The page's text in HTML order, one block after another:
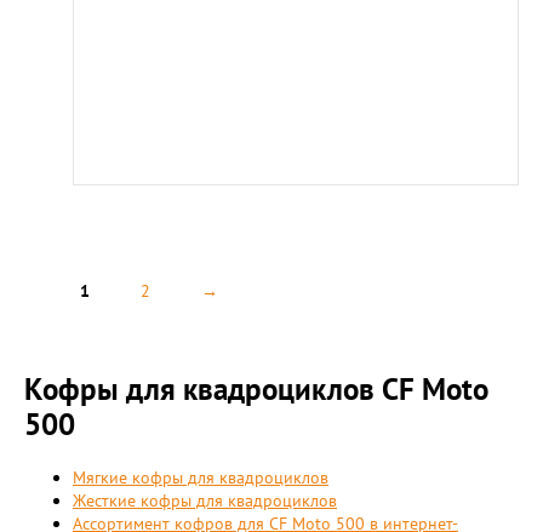
1 2 →
Кофры для квадроциклов CF Moto
500
Мягкие кофры для квадроциклов
Жесткие кофры для квадроциклов
Ассортимент кофров для CF Moto 500 в интернет-